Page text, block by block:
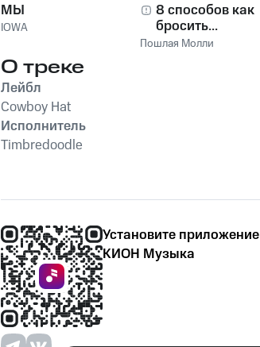
МЫ
IOWA
8 способов как
бросить...
Пошлая Молли
О треке
Лейбл
Cowboy Hat
Исполнитель
Timbredoodle
Установите приложение
КИОН Музыка